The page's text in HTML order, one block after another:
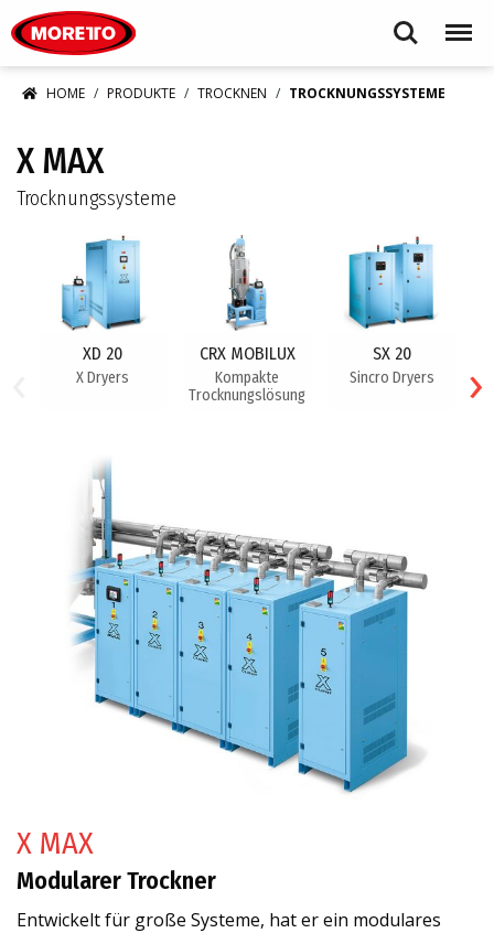
Search Menu
HOME PRODUKTE TROCKNEN TROCKNUNGSSYSTEME
X MAX
Trocknungssysteme
XD 20
X Dryers
CRX MOBILUX
Kompakte
Trocknungslösung
SX 20
Sincro Dryers ›
X MAX
Modularer Trockner
Entwickelt für große Systeme, hat er ein modulares